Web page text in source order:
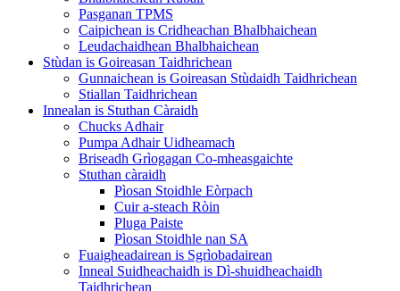
Pasganan TPMS
Caipichean is Cridheachan Bhalbhaichean
Leudachaidhean Bhalbhaichean
Stùdan is Goireasan Taidhrichean
Gunnaichean is Goireasan Stùdaidh Taidhrichean
Stiallan Taidhrichean
Innealan is Stuthan Càraidh
Chucks Adhair
Pumpa Adhair Uidheamach
Briseadh Grìogagan Co-mheasgaichte
Stuthan càraidh
Pìosan Stoidhle Eòrpach
Cuir a-steach Ròin
Pluga Paiste
Pìosan Stoidhle nan SA
Fuaigheadairean is Sgrìobadairean
Inneal Suidheachaidh is Dì-shuidheachaidh
Taidhrichean